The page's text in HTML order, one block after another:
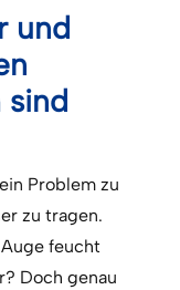
und
sind
Problem zu
zu tragen.
feucht
Doch genau